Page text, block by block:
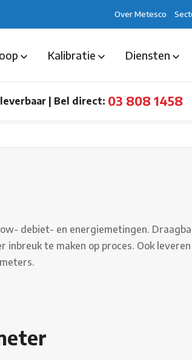
Over Metesco
Kalibratie Diensten
Bel direct: 03 808 1458
debiet- en energiemetingen.
te maken op proces. Ook